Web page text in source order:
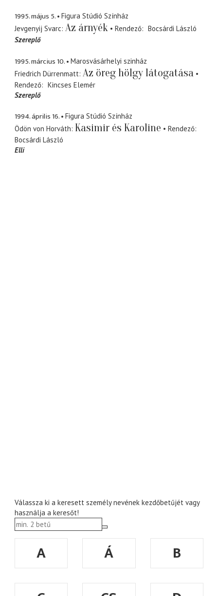
1995. május 5.
Figura Stúdió Színház
Jevgenyij Svarc Az árnyék Rendező
Bocsárdi László
Szereplő
1995. március 10.
Marosvásárhelyi szinház
Friedrich Dürrenmatt Az öreg hölgy látogatása
Rendező
Kincses Elemér
Szereplő
1994. április 16.
Figura Stúdió Színház
Ödön von Horváth Kasimir és Karoline
Rendező
Bocsárdi László
Elli
Válassza ki a keresett személy nevének kezdőbetűjét vagy
használja a keresőt!
A Á
B